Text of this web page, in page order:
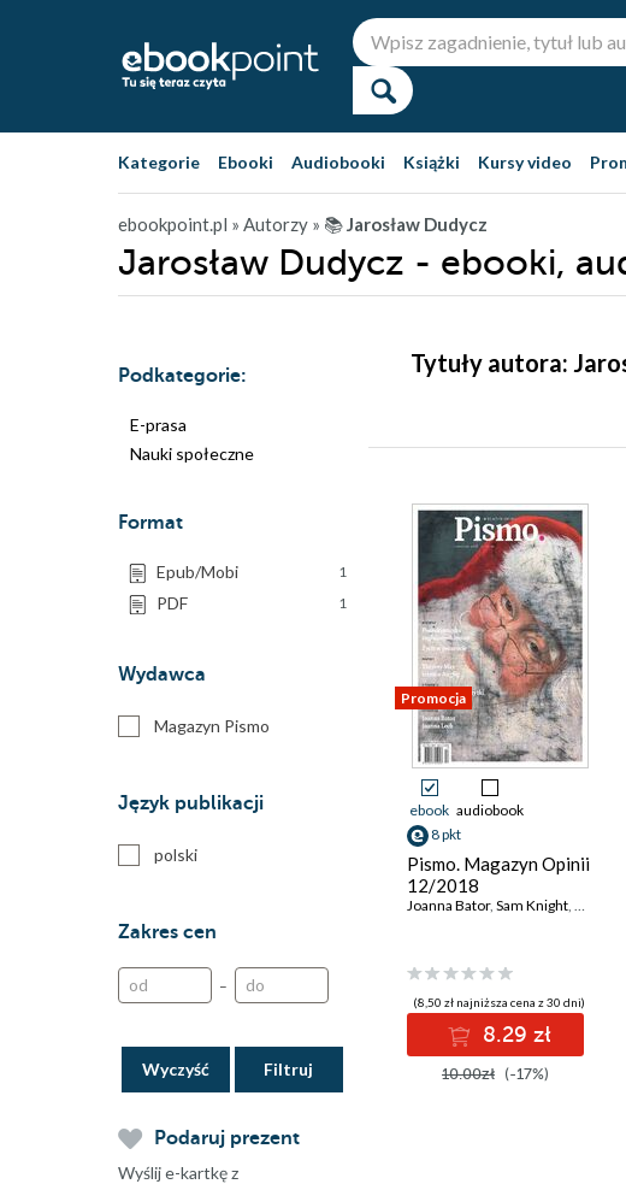
Kategorie Ebooki Audiobooki Książki Kursy video
ebookpoint.pl » Autorzy » 📚Jarosław Dudycz
Jarosław Dudycz - ebooki,
Podkategorie:
E-prasa
Nauki społeczne
Format
Epub/Mobi 1
PDF 1
Wydawca
Magazyn Pismo
Język publikacji
polski
Zakres cen
–
Wyczyść
Podaruj prezent
Wyślij e-kartkę z
Tytuły autora:
Promocja
ebook audiobook
8 pkt
Pismo. Magazyn Opinii
12/2018
Joanna Bator, Sam Knight,
(8,50 zł najniższa cena z 30 dni)
8.29 zł
10.00zł (-17%)